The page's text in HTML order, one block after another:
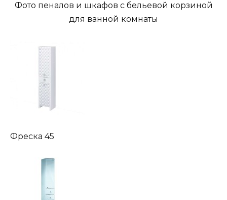
Фото пеналов и шкафов с бельевой корзиной
для ванной комнаты
Фреска 45